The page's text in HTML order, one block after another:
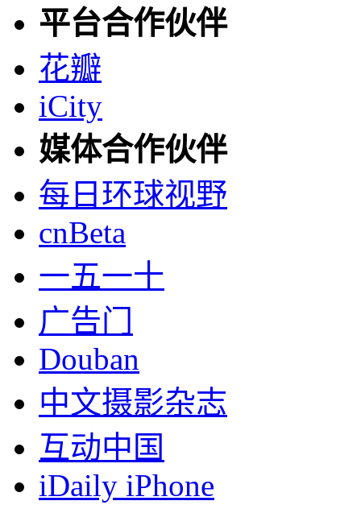
平台合作伙伴
花瓣
iCity
媒体合作伙伴
每日环球视野
cnBeta
一五一十
广告门
Douban
中文摄影杂志
互动中国
iDaily iPhone